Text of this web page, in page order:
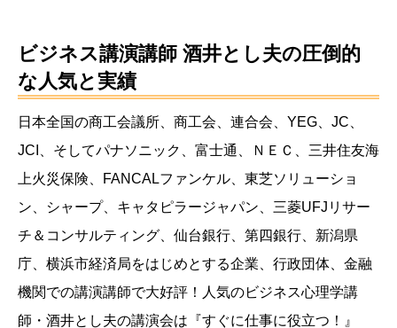
ビジネス講演講師 酒井とし夫の圧倒的
な人気と実績
日本全国の商工会議所、商工会、連合会、YEG、JC、
JCI、そしてパナソニック、富士通、ＮＥＣ、三井住友海
上火災保険、FANCALファンケル、東芝ソリューショ
ン、シャープ、キャタピラージャパン、三菱UFJリサー
チ＆コンサルティング、仙台銀行、第四銀行、新潟県
庁、横浜市経済局をはじめとする企業、行政団体、金融
機関での講演講師で大好評！人気のビジネス心理学講
師・酒井とし夫の講演会は『すぐに仕事に役立つ！』